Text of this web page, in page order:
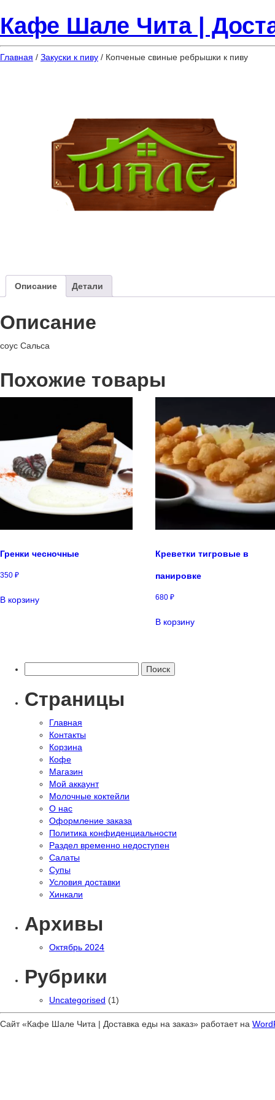
Кафе Шале Чита |
Главная / Закуски к пиву / Копченые свиные ребрышки к пиву
Описание Детали
Описание
соус Сальса
Похожие товары
Гренки чесночные
350 ₽
В корзину
Креветки тигровые в
панировке
680₽
В корзину
Страницы
Главная
Контакты
Корзина
Кофе
Магазин
Мой аккаунт
Молочные коктейли
О нас
Оформление заказа
Политика конфиденциальности
Раздел временно недоступен
Салаты
Супы
Условия доставки
Хинкали
Архивы
Октябрь 2024
Рубрики
Uncategorised (1)
Сайт «Кафе Шале Чита | Доставка еды на заказ» работает на